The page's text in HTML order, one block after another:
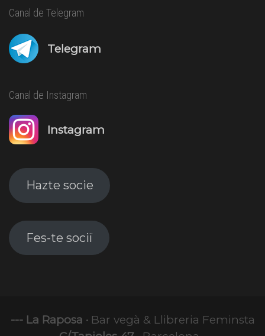
Canal de Telegram
Telegram
Canal de Instagram
Instagram
Hazte socie
Fes-te sociï
--- La Raposa · Bar vegà & Llibreria Feminsta